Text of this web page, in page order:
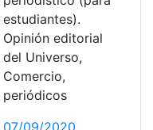
estudiantes).
Opinión editorial
del Universo,
Comercio,
periódicos
07/09/2020